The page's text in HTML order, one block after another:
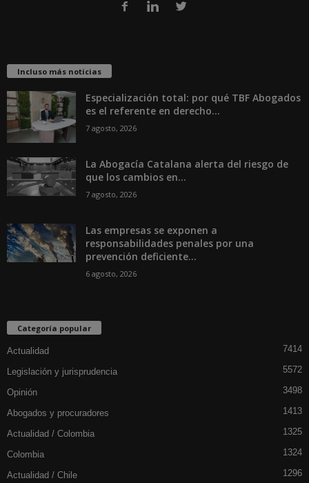
Incluso más noticias
Especialización total: por qué TBF Abogados
es el referente en derecho...
7 agosto, 2026
La Abogacía Catalana alerta del riesgo de
que los cambios en...
7 agosto, 2026
Las empresas se exponen a
responsabilidades penales por una
prevención deficiente...
6 agosto, 2026
Categoría popular
Actualidad 7414
Legislación y jurisprudencia 5572
Opinión 3498
Abogados y procuradores 1413
Actualidad / Colombia 1325
Colombia 1324
Actualidad / Chile 1296